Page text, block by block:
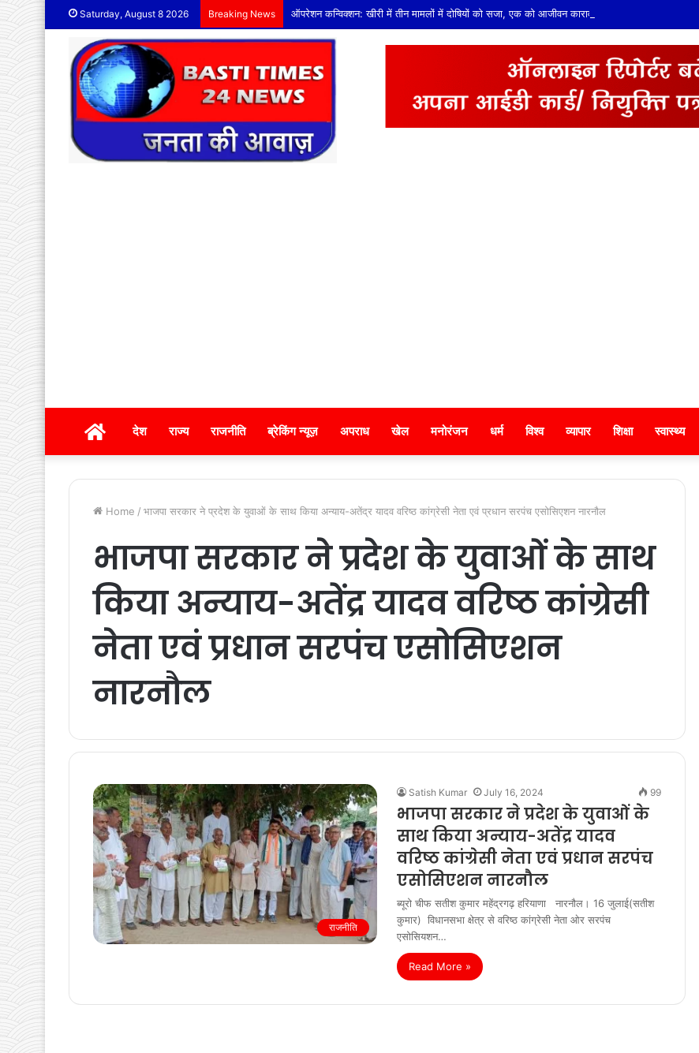
Saturday, August 8 2026 Breaking News ऑपरेशन कन्विक्शन: खीरी में तीन मामलों में दोषियों को सजा, एक को आजीवन कारावास
होम देश राज्य राजनीति ब्रेकिंग न्यूज़ अपराध खेल मनोरंजन धर्म विश्व व्यापार शिक्षा स्वास्थ्य
Home / भाजपा सरकार ने प्रदेश के युवाओं के साथ किया अन्याय-अतेंद्र यादव वरिष्ठ कांग्रेसी नेता एवं प्रधान सरपंच एसोसिएशन नारनौल
भाजपा सरकार ने प्रदेश के युवाओं के साथ
किया अन्याय-अतेंद्र यादव वरिष्ठ कांग्रेसी
नेता एवं प्रधान सरपंच एसोसिएशन
नारनौल
राजनीति
Satish Kumar July 16, 2024 99
भाजपा सरकार ने प्रदेश के युवाओं के
साथ किया अन्याय-अतेंद्र यादव
वरिष्ठ कांग्रेसी नेता एवं प्रधान सरपंच
एसोसिएशन नारनौल
ब्यूरो चीफ सतीश कुमार महेंद्रगढ़ हरियाणा नारनौल। 16 जुलाई(सतीश
कुमार) विधानसभा क्षेत्र से वरिष्ठ कांग्रेसी नेता ओर सरपंच
एसोसियशन…
Read More »